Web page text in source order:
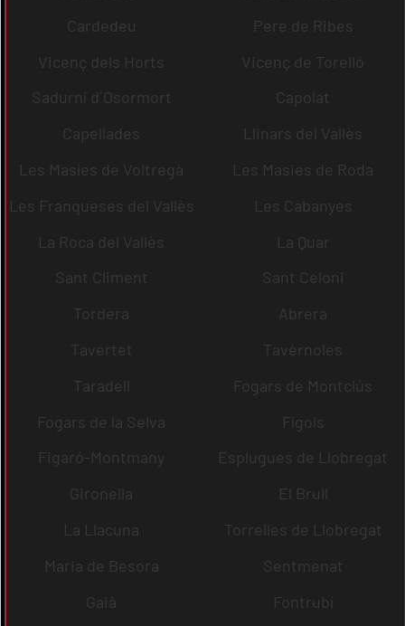
Cardedeu
Pere de Ribes
Vicenç dels Horts
Vicenç de Torelló
Sadurní d´Osormort
Capolat
Capellades
Llinars del Vallès
Les Masíes de Voltregà
Les Masies de Roda
Les Franqueses del Vallès
Les Cabanyes
La Roca del Vallès
La Quar
Sant Climent
Sant Celoni
Tordera
Abrera
Tavertet
Tavèrnoles
Taradell
Fogars de Montclús
Fogars de la Selva
Fígols
Figaró-Montmany
Esplugues de Llobregat
Gironella
El Brull
La Llacuna
Torrelles de Llobregat
Maria de Besora
Sentmenat
Gaià
Fontrubí